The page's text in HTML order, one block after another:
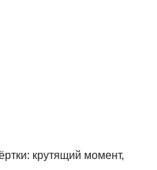
крутящий момент,